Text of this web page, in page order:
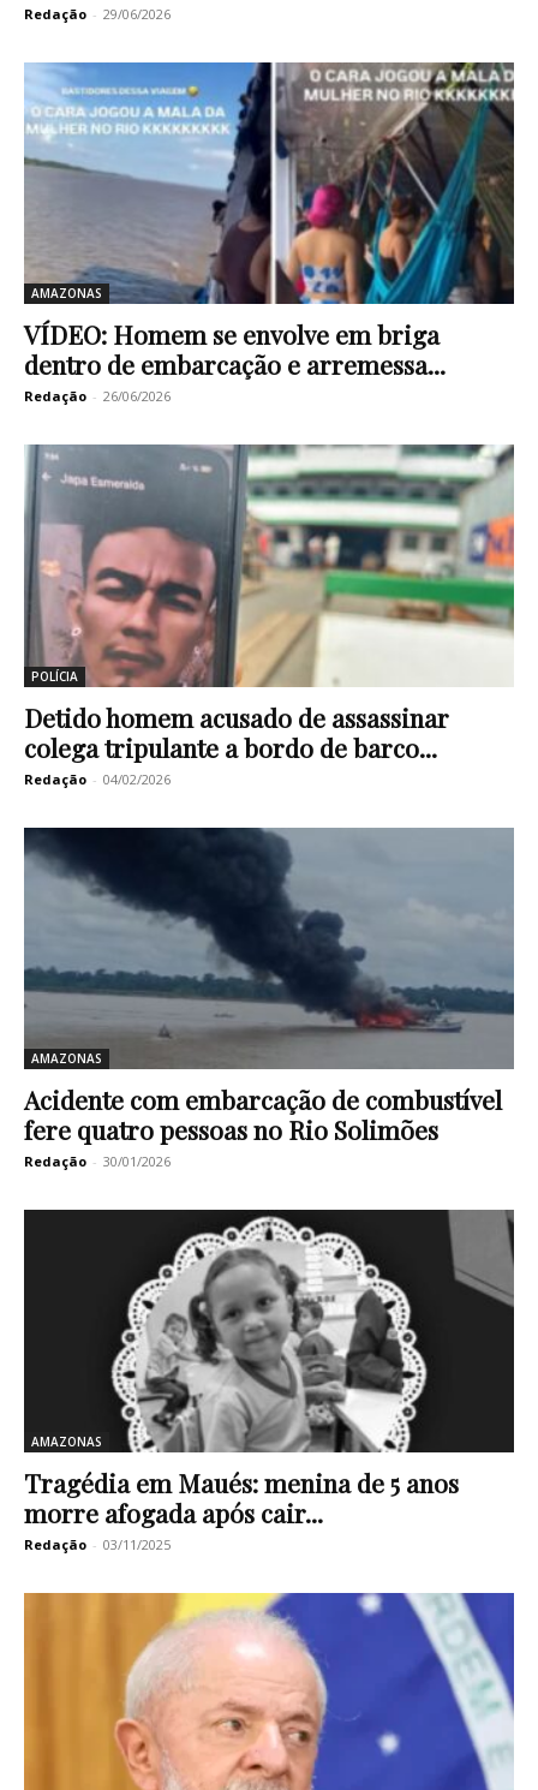
Redação - 29/06/2026
AMAZONAS
VÍDEO: Homem se envolve em briga
dentro de embarcação e arremessa...
Redação - 26/06/2026
POLÍCIA
Detido homem acusado de assassinar
colega tripulante a bordo de barco...
Redação - 04/02/2026
AMAZONAS
Acidente com embarcação de combustível
fere quatro pessoas no Rio Solimões
Redação - 30/01/2026
AMAZONAS
Tragédia em Maués: menina de 5 anos
morre afogada após cair...
Redação - 03/11/2025